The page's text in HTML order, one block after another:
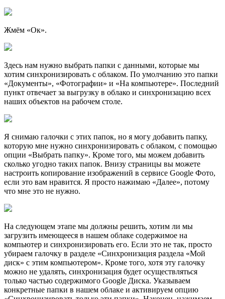
Жмём «Ок».
Здесь нам нужно выбрать папки с данными, которые мы
хотим синхронизировать с облаком. По умолчанию это папки
«Документы», «Фотографии» и «На компьютере». Последний
пункт отвечает за выгрузку в облако и синхронизацию всех
наших объектов на рабочем столе.
Я снимаю галочки с этих папок, но я могу добавить папку,
которую мне нужно синхронизировать с облаком, с помощью
опции «Выбрать папку». Кроме того, мы можем добавить
сколько угодно таких папок. Внизу страницы вы можете
настроить копирование изображений в сервисе Google Фото,
если это вам нравится. Я просто нажимаю «Далее», потому
что мне это не нужно.
На следующем этапе мы должны решить, хотим ли мы
загрузить имеющееся в нашем облаке содержимое на
компьютер и синхронизировать его. Если это не так, просто
убираем галочку в разделе «Синхронизация раздела «Мой
диск» с этим компьютером». Кроме того, хотя эту галочку
можно не удалять, синхронизация будет осуществляться
только частью содержимого Google Диска. Указываем
конкретные папки в нашем облаке и активируем опцию